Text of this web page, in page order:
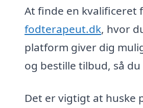
At finde en kvalificeret
fodterapeut.dk, hvor
platform giver dig
og bestille tilbud, så
Det er vigtigt at huske